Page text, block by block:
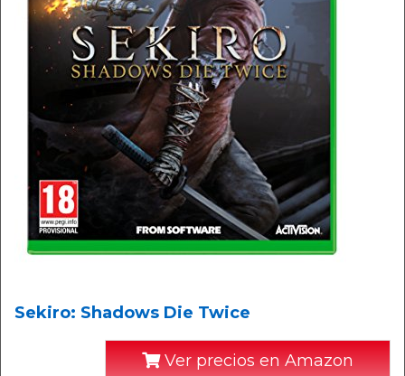
Sekiro: Shadows Die Twice
Ver precios en Amazon